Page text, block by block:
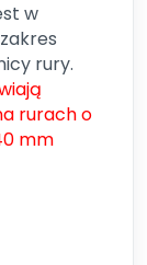
w
rury.
rurach o
mm